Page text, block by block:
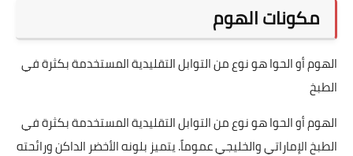
مكونات الهوم
الهوم أو الحوا هو نوع من التوابل التقليدية المستخدمة بكثرة في
الطبخ
الهوم أو الحوا هو نوع من التوابل التقليدية المستخدمة بكثرة في
الطبخ الإماراتي والخليجي عموماً. يتميز بلونه الأخضر الداكن ورائحته